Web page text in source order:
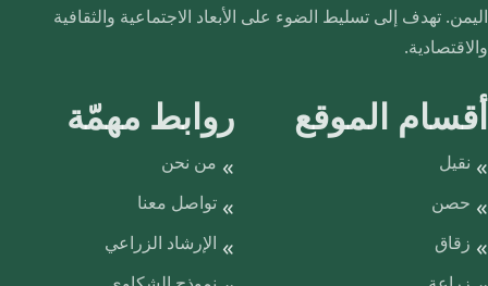
اليمن. تهدف إلى تسليط الضوء على الأبعاد الاجتماعية والثقافية
والاقتصادية.
أقسام الموقع
نقيل
حصن
زقاق
روابط مهمّة
من نحن
تواصل معنا
الإرشاد الزراعي